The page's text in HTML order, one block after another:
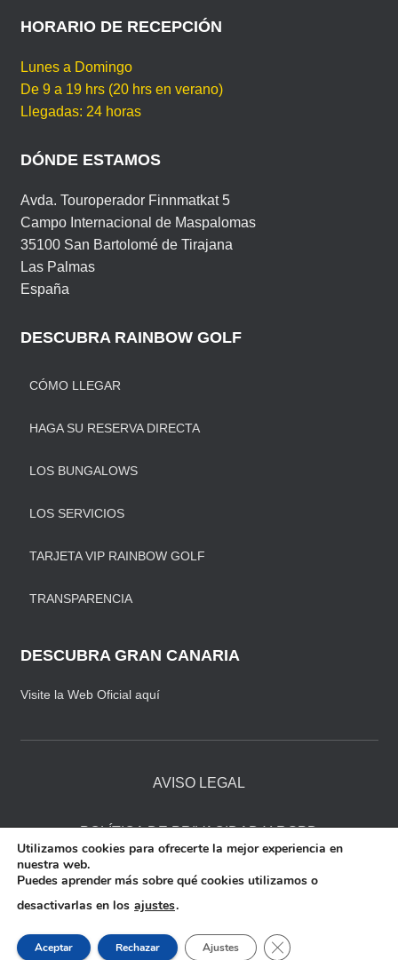
o
k
p
HORARIO DE RECEPCIÓN
Lunes a Domingo
De 9 a 19 hrs (20 hrs en verano)
Llegadas: 24 horas
DÓNDE ESTAMOS
Avda. Touroperador Finnmatkat 5
Campo Internacional de Maspalomas
35100 San Bartolomé de Tirajana
Las Palmas
España
DESCUBRA RAINBOW GOLF
CÓMO LLEGAR
HAGA SU RESERVA DIRECTA
LOS BUNGALOWS
LOS SERVICIOS
TARJETA VIP RAINBOW GOLF
TRANSPARENCIA
DESCUBRA GRAN CANARIA
Visite la Web Oficial aquí
AVISO LEGAL
POLÍTICA DE PRIVACIDAD Y RGPD
POLÍTICA DE COOKIES
Utilizamos cookies para ofrecerte la mejor experiencia en
nuestra web.
Puedes aprender más sobre qué cookies utilizamos o
desactivarlas en los ajustes.
Aceptar Rechazar Ajustes CERRAR EL